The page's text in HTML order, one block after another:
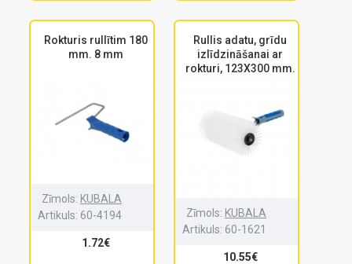
Rokturis rullītim 180
mm. 8 mm
Zīmols: KUBALA
Artikuls: 60-4194
1.72€
Rullis adatu, grīdu
izlīdzināšanai ar
rokturi, 123X300 mm.
Zīmols: KUBALA
Artikuls: 60-1621
10.55€